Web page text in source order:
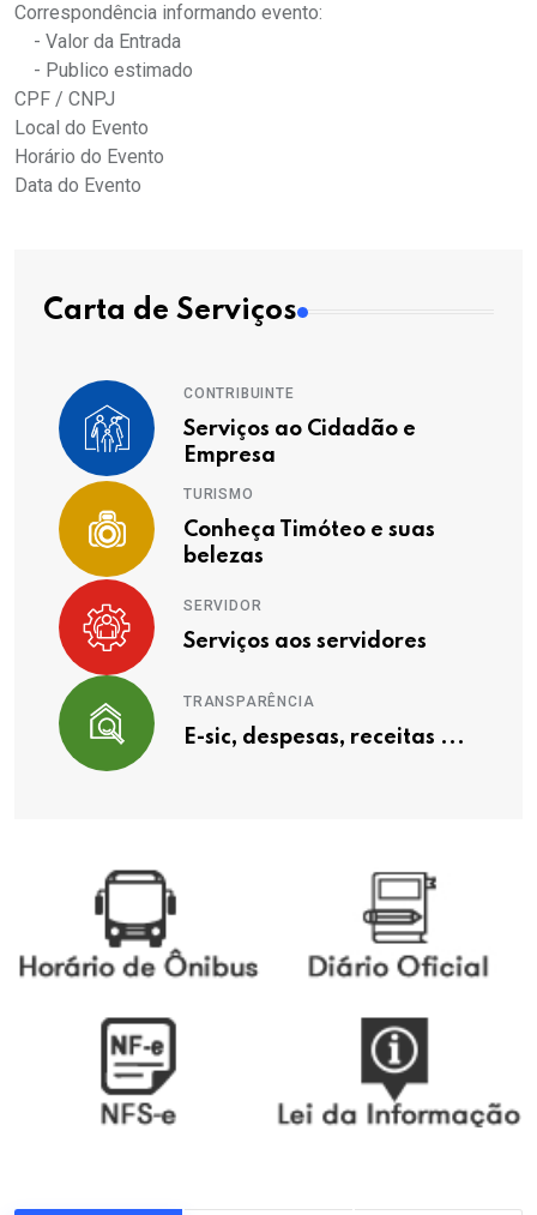
Correspondência informando evento:
- Valor da Entrada
- Publico estimado
CPF / CNPJ
Local do Evento
Horário do Evento
Data do Evento
Carta de Serviços
CONTRIBUINTE
Serviços ao Cidadão e
Empresa
TURISMO
Conheça Timóteo e suas
belezas
SERVIDOR
Serviços aos servidores
TRANSPARÊNCIA
E-sic, despesas, receitas ...